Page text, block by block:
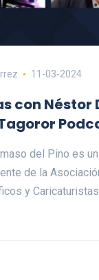
11-03-2024
con Néstor
del Pino es
de la
y